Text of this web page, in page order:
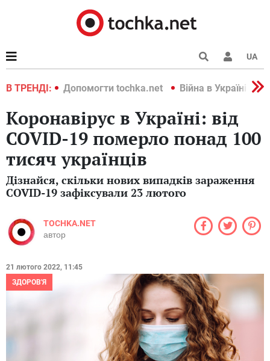
UA
В ТРЕНДІ:
2022 Допомогти tochka.net Війна в Україні 2022
Коронавірус в Україні: від
COVID-19 померло понад 100
тисяч українців
Дізнайся, скільки нових випадків зараження
COVID-19 зафіксували 23 лютого
TOCHKA.NET
автор
21 лютого 2022, 11:45
ЗДОРОВ'Я